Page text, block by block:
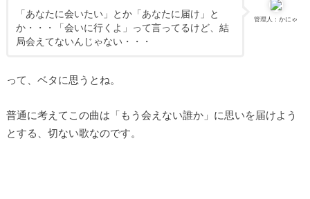
管理人：かにゃ
「あなたに会いたい」とか「あなたに届け」と
か・・・「会いに行くよ」って言ってるけど、結
局会えてないんじゃない・・・
って、ベタに思うとね。
普通に考えてこの曲は「もう会えない誰か」に思いを届けよう
とする、切ない歌なのです。